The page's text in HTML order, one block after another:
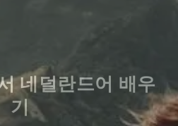
네덜란드어 배우
기